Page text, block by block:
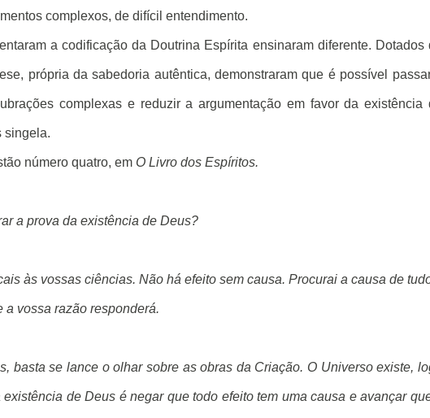
complexos, de difícil entendimento.
a codificação da Doutrina Espírita ensinaram diferente. Dotados
própria da sabedoria autêntica, demonstraram que é possível
complexas e reduzir a argumentação em favor da existência
singela.
número quatro, em O Livro dos Espíritos.
a prova da existência de Deus?
às vossas ciências. Não há efeito sem causa. Procurai a causa de
a vossa razão responderá.
basta se lance o olhar sobre as obras da Criação. O Universo existe,
de Deus é negar que todo efeito tem uma causa e avançar